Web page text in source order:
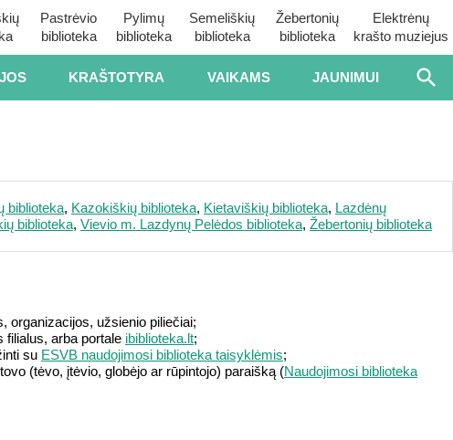
Pastrėvio
biblioteka
Pylimų
biblioteka
Semeliškių
biblioteka
Žebertonių
biblioteka
Elektrėnų
krašto muziejus
KRAŠTOTYRA VAIKAMS JAUNIMUI
biblioteka, Kazokiškių biblioteka, Kietaviškių biblioteka, Lazdėnų
biblioteka, Vievio m. Lazdynų Pelėdos biblioteka, Žebertonių biblioteka
organizacijos, užsienio piliečiai;
filialus, arba portale ibiblioteka.lt;
su ESVB naudojimosi biblioteka taisyklėmis;
(tėvo, įtėvio, globėjo ar rūpintojo) paraišką (Naudojimosi biblioteka